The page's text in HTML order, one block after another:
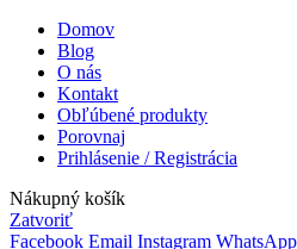
Domov
Blog
O nás
Kontakt
Obľúbené produkty
Porovnaj
Prihlásenie / Registrácia
Nákupný košík
Zatvoriť
Facebook Email Instagram WhatsApp